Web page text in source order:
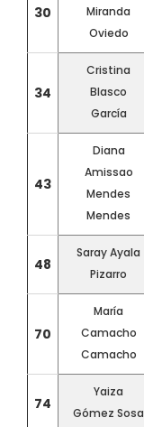
30
Miranda
Oviedo
34
Cristina
Blasco
García
43
Diana
Amissao
Mendes
Mendes
48
Saray Ayala
Pizarro
70
María
Camacho
Camacho
74
Yaiza
Gómez Sosa